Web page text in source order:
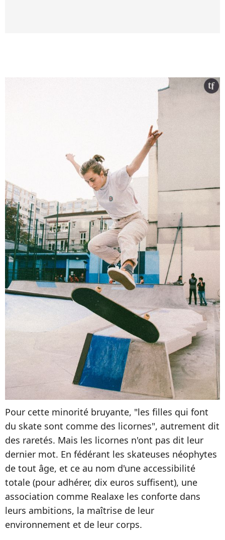
Pour cette minorité bruyante, "les filles qui font
du skate sont comme des licornes", autrement dit
des raretés. Mais les licornes n'ont pas dit leur
dernier mot. En fédérant les skateuses néophytes
de tout âge, et ce au nom d'une accessibilité
totale (pour adhérer, dix euros suffisent), une
association comme Realaxe les conforte dans
leurs ambitions, la maîtrise de leur
environnement et de leur corps.